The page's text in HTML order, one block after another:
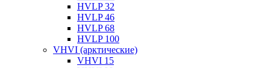
HVLP 32
HVLP 46
HVLP 68
HVLP 100
VHVI (арктические)
VHVI 15